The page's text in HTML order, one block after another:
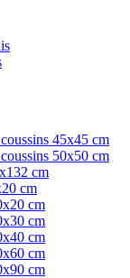
45x45 cm
50x50 cm
cm
cm
cm
cm
cm
cm
cm